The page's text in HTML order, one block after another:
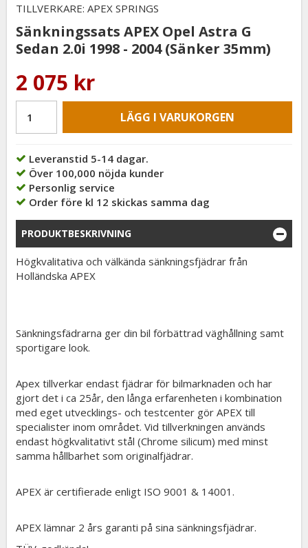
TILLVERKARE: APEX SPRINGS
Sänkningssats APEX Opel Astra G
Sedan 2.0i 1998 - 2004 (Sänker 35mm)
2 075 kr
LÄGG I VARUKORGEN
Leveranstid 5-14 dagar.
Över 100,000 nöjda kunder
Personlig service
Order före kl 12 skickas samma dag
PRODUKTBESKRIVNING
Högkvalitativa och välkända sänkningsfjädrar från
Holländska APEX
Sänkningsfädrarna ger din bil förbättrad väghållning samt
sportigare look.
Apex tillverkar endast fjädrar för bilmarknaden och har
gjort det i ca 25år, den långa erfarenheten i kombination
med eget utvecklings- och testcenter gör APEX till
specialister inom området. Vid tillverkningen används
endast högkvalitativt stål (Chrome silicum) med minst
samma hållbarhet som originalfjädrar.
APEX är certifierade enligt ISO 9001 & 14001.
APEX lämnar 2 års garanti på sina sänkningsfjädrar.